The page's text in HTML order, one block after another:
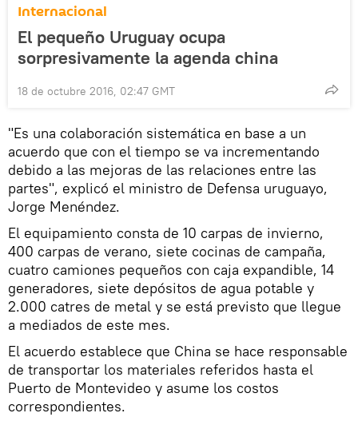
Internacional
El pequeño Uruguay ocupa
sorpresivamente la agenda china
18 de octubre 2016, 02:47 GMT
"Es una colaboración sistemática en base a un
acuerdo que con el tiempo se va incrementando
debido a las mejoras de las relaciones entre las
partes", explicó el ministro de Defensa uruguayo,
Jorge Menéndez.
El equipamiento consta de 10 carpas de invierno,
400 carpas de verano, siete cocinas de campaña,
cuatro camiones pequeños con caja expandible, 14
generadores, siete depósitos de agua potable y
2.000 catres de metal y se está previsto que llegue
a mediados de este mes.
El acuerdo establece que China se hace responsable
de transportar los materiales referidos hasta el
Puerto de Montevideo y asume los costos
correspondientes.